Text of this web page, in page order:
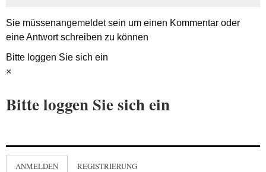
Sie müssenangemeldetsein um einen Kommentar oder
eine Antwort schreiben zu können
Bitte loggen Sie sich ein
×
Bitte loggen Sie sich ein
ANMELDEN REGISTRIERUNG